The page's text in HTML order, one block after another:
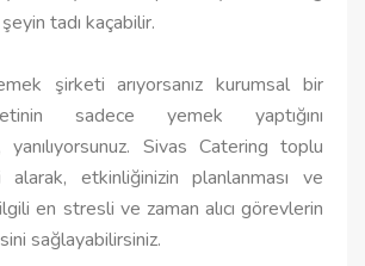
tadı kaçabilir.
şirketi arıyorsanız kurumsal bir
sadece yemek yaptığını
yanılıyorsunuz. Sivas Catering toplu
etkinliğinizin planlanması ve
en stresli ve zaman alıcı görevlerin
sağlayabilirsiniz.